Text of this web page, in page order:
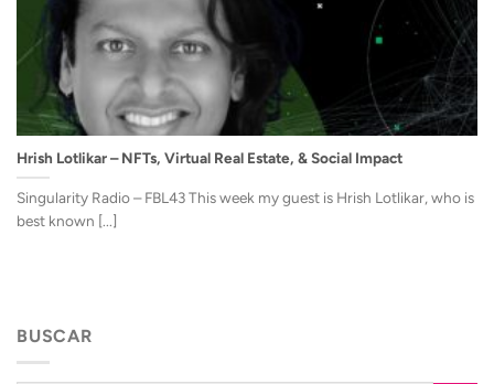
Hrish Lotlikar – NFTs, Virtual Real Estate, & Social Impact
Singularity Radio – FBL43 This week my guest is Hrish Lotlikar, who is
best known [...]
BUSCAR